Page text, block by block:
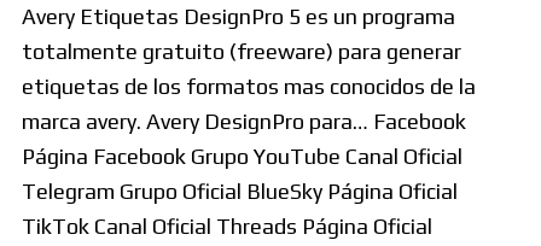
Avery Etiquetas DesignPro 5 es un programa
totalmente gratuito (freeware) para generar
etiquetas de los formatos mas conocidos de la
marca avery. Avery DesignPro para… Facebook
Página Facebook Grupo YouTube Canal Oficial
Telegram Grupo Oficial BlueSky Página Oficial
TikTok Canal Oficial Threads Página Oficial